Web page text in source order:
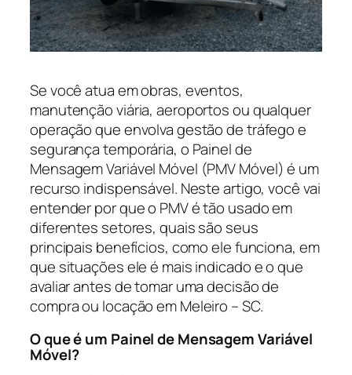
Se você atua em obras, eventos,
manutenção viária, aeroportos ou qualquer
operação que envolva gestão de tráfego e
segurança temporária, o Painel de
Mensagem Variável Móvel (PMV Móvel) é um
recurso indispensável. Neste artigo, você vai
entender por que o PMV é tão usado em
diferentes setores, quais são seus
principais benefícios, como ele funciona, em
que situações ele é mais indicado e o que
avaliar antes de tomar uma decisão de
compra ou locação em Meleiro – SC.
O que é um Painel de Mensagem Variável
Móvel?